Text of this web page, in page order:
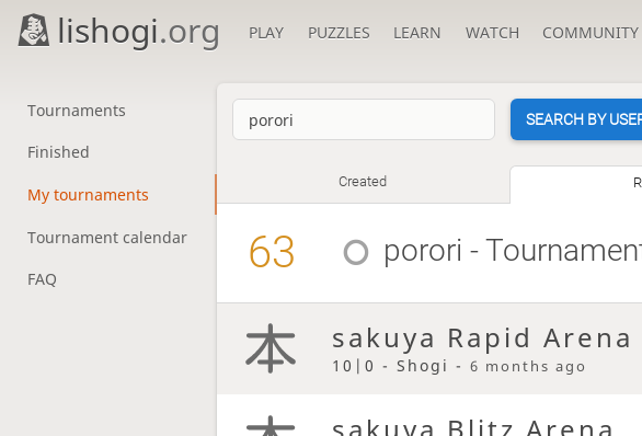
lishogi.org PLAY PUZZLES LEARN WATCH COMMUNITY
Tournaments
Finished
My tournaments
Tournament calendar
FAQ
SEARCH BY
Created
63 porori -
sakuya Rapid Arena
10|0 - Shogi - 6 months ago
sakuya Blitz Arena